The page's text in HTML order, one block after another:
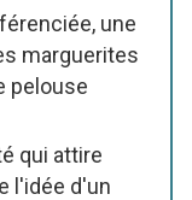
une
marguerites
pelouse
qui attire
l'idée d'un